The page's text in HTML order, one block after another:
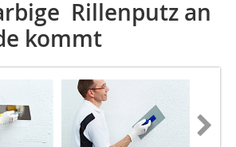
Rillenputz an
kommt